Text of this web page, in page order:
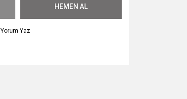
HEMEN AL
Yorum Yaz